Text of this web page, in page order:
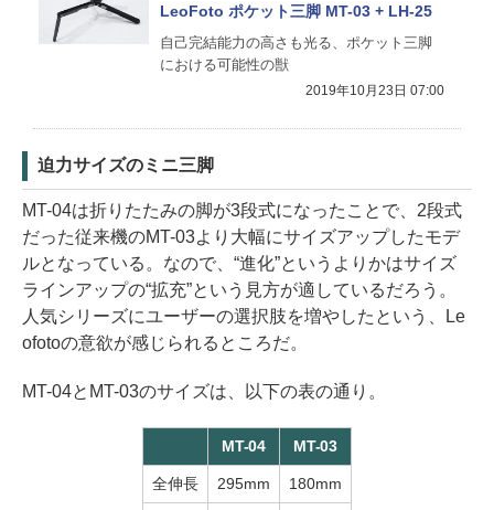
LeoFoto ポケット三脚 MT-03 + LH-25
自己完結能力の高さも光る、ポケット三脚
における可能性の獣
2019年10月23日 07:00
迫力サイズのミニ三脚
MT-04は折りたたみの脚が3段式になったことで、2段式
だった従来機のMT-03より大幅にサイズアップしたモデ
ルとなっている。なので、“進化”というよりかはサイズ
ラインアップの“拡充”という見方が適しているだろう。
人気シリーズにユーザーの選択肢を増やしたという、Le
ofotoの意欲が感じられるところだ。
MT-04とMT-03のサイズは、以下の表の通り。
MT-04 MT-03
全伸長 295mm 180mm